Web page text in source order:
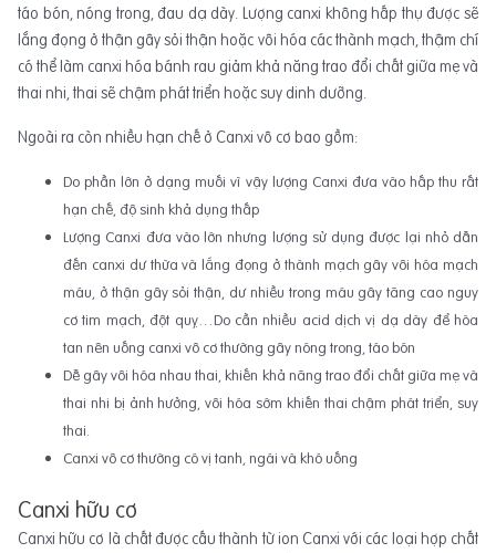
táo bón, nóng trong, đau dạ dày. Lượng canxi không hấp thụ được sẽ
lắng đọng ở thận gây sỏi thận hoặc vôi hóa các thành mạch, thậm chí
có thể làm canxi hóa bánh rau giảm khả năng trao đổi chất giữa mẹ và
thai nhi, thai sẽ chậm phát triển hoặc suy dinh dưỡng.
Ngoài ra còn nhiều hạn chế ở Canxi vô cơ bao gồm:
Do phần lớn ở dạng muối vì vậy lượng Canxi đưa vào hấp thu rất
hạn chế, độ sinh khả dụng thấp
Lượng Canxi đưa vào lớn nhưng lượng sử dụng được lại nhỏ dẫn
đến canxi dư thừa và lắng đọng ở thành mạch gây vôi hóa mạch
máu, ở thận gây sỏi thận, dư nhiều trong máu gây tăng cao nguy
cơ tim mạch, đột quỵ…Do cần nhiều acid dịch vị dạ dày để hòa
tan nên uống canxi vô cơ thường gây nóng trong, táo bón
Dễ gây vôi hóa nhau thai, khiến khả năng trao đổi chất giữa mẹ và
thai nhi bị ảnh hưởng, vôi hóa sớm khiến thai chậm phát triển, suy
thai.
Canxi vô cơ thường có vị tanh, ngái và khó uống
Canxi hữu cơ
Canxi hữu cơ là chất được cấu thành từ ion Canxi với các loại hợp chất